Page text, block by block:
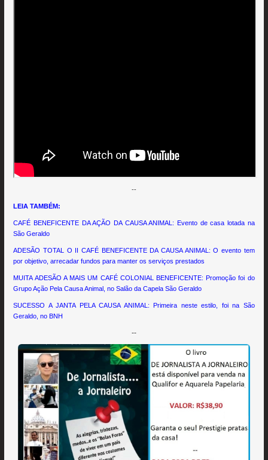
--
LEIA TAMBÉM:
CAFÉ BENEFICENTE DA AÇÃO DA CAUSA ANIMAL: Evento de casa lotada na
São Geraldo
ADESÃO TOTAL O II CAFÉ BENEFICENTE DA CAUSA ANIMAL: O evento tem
por objetivo, arrecadar fundos para manter os serviços prestados
MUITA ADESÃO A MAIS UM CAFÉ COLONIAL BENEFICENTE: Promoção foi do
Grupo Ação Pela Causa Animal, no Salão da Capela São Geraldo
SUCESSO A JANTA PELA CAUSA ANIMAL: Primeira neste estilo, foi na São
Geraldo, no BNH
--